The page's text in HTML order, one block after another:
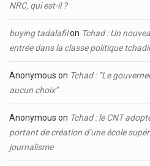
NRC, qui est-il ?
buying tadalafilon Tchad : Un
entrée dans la classe politique
Anonymous on Tchad : ‘’Le
aucun choix’’
Anonymous on Tchad : le CNT
portant de création d’une école
journalisme